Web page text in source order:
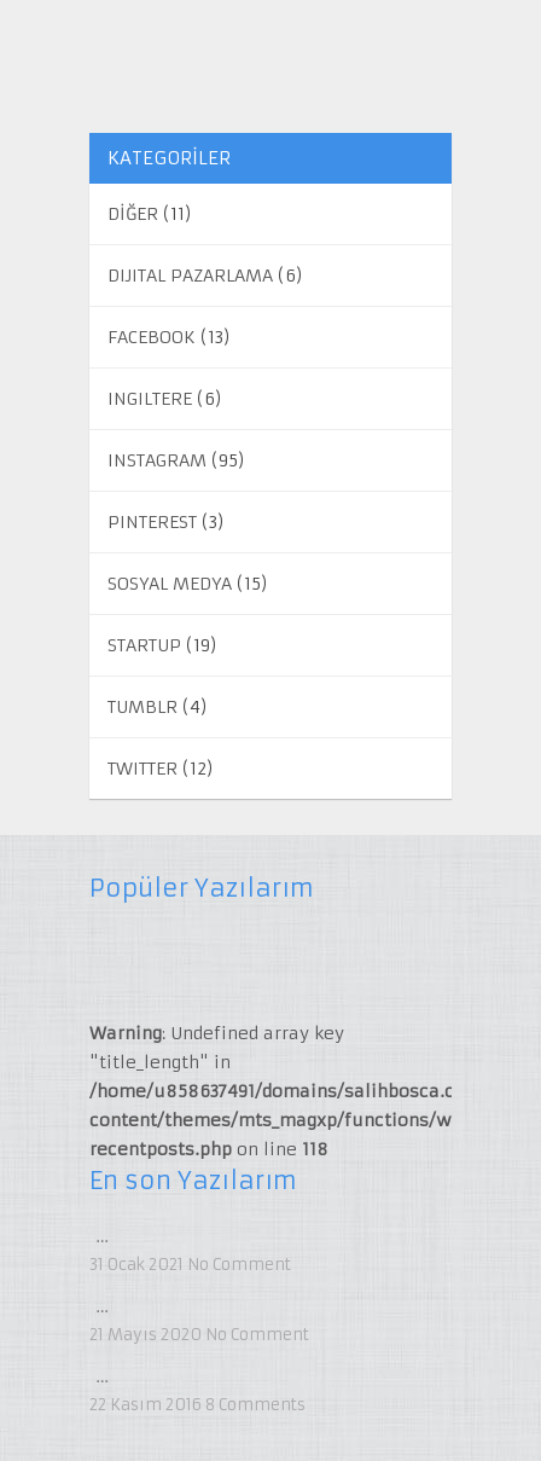
KATEGORILER
DİĞER (11)
DIJITAL PAZARLAMA(6)
FACEBOOK (13)
INGILTERE(6)
INSTAGRAM (95)
PINTEREST(3)
SOSYAL MEDYA(15)
STARTUP (19)
TUMBLR (4)
TWITTER (12)
Popüler Yazılarım
Warning: Undefined array key
"title_length" in
/home/u858637491/domains/salihbosca.com/
content/themes/mts_magxp/functions/widget-
recentposts.phpon line 118
En son Yazılarım
…
31 Ocak 2021 No Comment
…
21 Mayıs 2020 No Comment
…
22 Kasım 2016 8 Comments